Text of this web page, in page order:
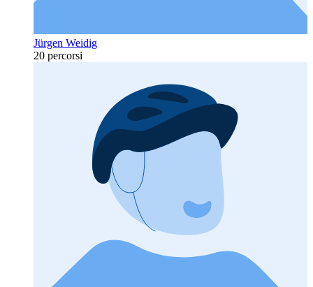
Jürgen Weidig
20 percorsi